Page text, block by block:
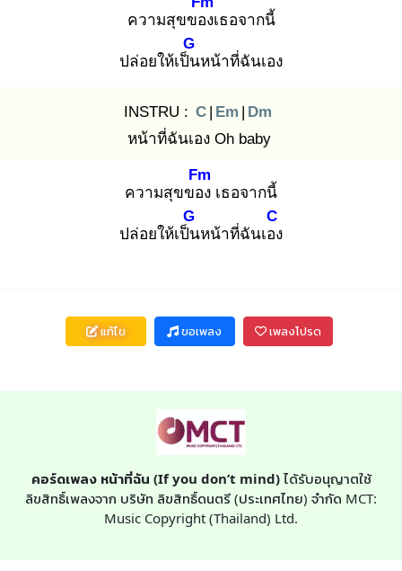
ความสุขของเธอจากนี้
ปล่อยให้เป็น
G
หน้าที่ฉันเอง
INSTRU : C | Em | Dm
หน้าที่ฉันเอง Oh baby
ความสุขของ
Fm
เธอจากนี้
ปล่อยให้เป็น
G
หน้าที่ฉันเอง
C
แก้ไข ขอเพลง เพลงโปรด
คอร์ดเพลง หน้าที่ฉัน (If you don’t mind)ได้รับอนุญาตใช้
ลิขสิทธิ์เพลงจาก บริษัท ลิขสิทธิ์ดนตรี (ประเทศไทย) จำกัด MCT:
Music Copyright (Thailand) Ltd.